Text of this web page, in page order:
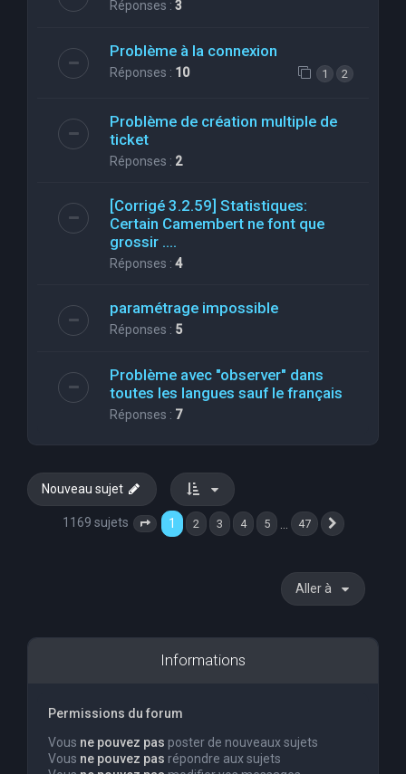
Réponses : 3
Problème à la connexion
Réponses : 10 1 2
Problème de création multiple de
ticket
Réponses : 2
[Corrigé 3.2.59] Statistiques:
Certain Camembert ne font que
grossir ....
Réponses : 4
paramétrage impossible
Réponses : 5
Problème avec "observer" dans
toutes les langues sauf le français
Réponses : 7
Nouveau sujet
1169 sujets Page 1 sur47
1 2 3 4 5 47
Aller à
Informations
Permissions du forum
Vous ne pouvez pas poster de nouveaux sujets
Vous ne pouvez pas répondre aux sujets